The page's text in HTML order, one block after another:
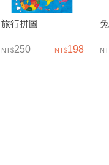
旅行拼圖
250 198